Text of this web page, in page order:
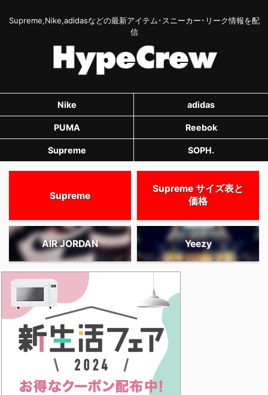
Supreme,Nike,adidasなどの最新アイテム･スニーカー･リーク情報を配
信
Nike adidas
PUMA Reebok
Supreme SOPH.
Supreme
Supreme サイズ表と
価格
AIR JORDAN Yeezy